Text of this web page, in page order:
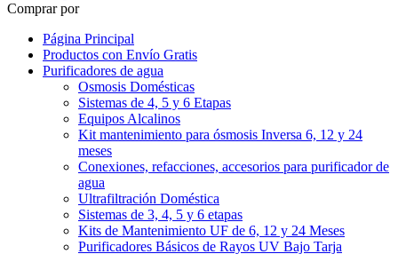
Comprar por
Página Principal
Productos con Envío Gratis
Purificadores de agua
Osmosis Domésticas
Sistemas de 4, 5 y 6 Etapas
Equipos Alcalinos
Kit mantenimiento para ósmosis Inversa 6, 12 y 24
meses
Conexiones, refacciones, accesorios para purificador de
agua
Ultrafiltración Doméstica
Sistemas de 3, 4, 5 y 6 etapas
Kits de Mantenimiento UF de 6, 12 y 24 Meses
Purificadores Básicos de Rayos UV Bajo Tarja